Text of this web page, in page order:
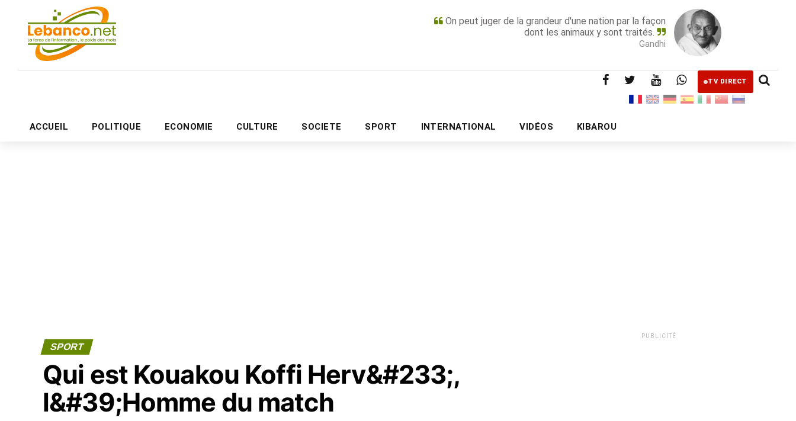
On peut juger de la grandeur d'une nation par la façon
dont les animaux y sont traités.
Gandhi
TV DIRECT
ACCUEIL POLITIQUE ECONOMIE CULTURE SOCIETE SPORT INTERNATIONAL VIDÉOS KIBAROU
PUBLICITÉ
SPORT
Qui est Kouakou Koffi Herv&#233;,
l&#39;Homme du match
PUBLICITÉ